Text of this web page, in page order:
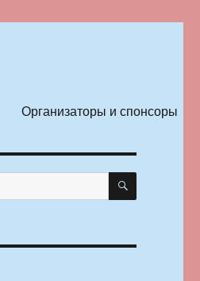
Организаторы и спонсоры
ПОИСК